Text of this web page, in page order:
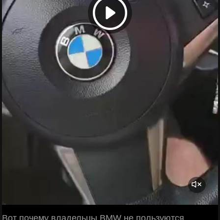
Вот почему владельцы BMW не пользуются